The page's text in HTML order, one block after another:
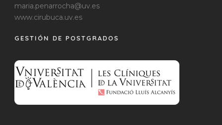
maria.penarrocha@uv.es
www.cirubuca.uv.es
GESTIÓN DE POSTGRADOS